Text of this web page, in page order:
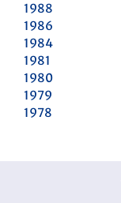
1988
1986
1984
1981
1980
1979
1978